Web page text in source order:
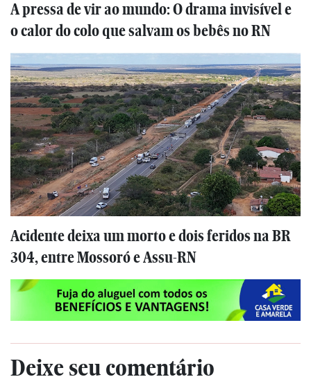
A pressa de vir ao mundo: O drama invisível e
o calor do colo que salvam os bebês no RN
Acidente deixa um morto e dois feridos na BR
304, entre Mossoró e Assu-RN
Deixe seu comentário